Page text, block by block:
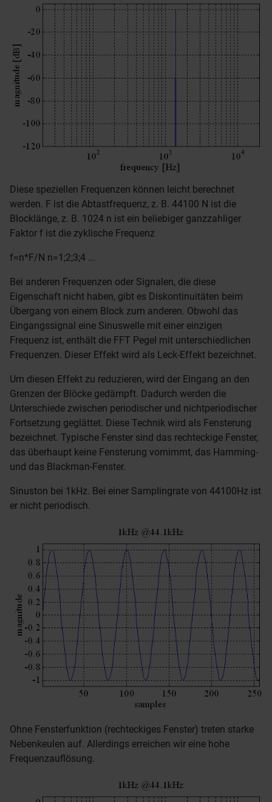
Diese speziellen Frequenzen können leicht berechnet
werden. F ist die Abtastfrequenz, z. B. 44100 N ist die
Blocklänge, z. B. 1024 n ist ein beliebiger ganzzahliger
Faktor f ist die zyklische Frequenz
f=n*F/N n=1;2;3;4 ...
Bei anderen Frequenzen oder Signalen, die diese
Eigenschaft nicht haben, gibt es Diskontinuitäten beim
Übergang von einem Block zum anderen. Obwohl das
Eingangssignal eine Sinuswelle mit einer einzigen
Frequenz ist, enthält die FFT Pegel mit unterschiedlichen
Frequenzen. Dieser Effekt wird als Leck-Effekt bezeichnet.
Um diesen Effekt zu reduzieren, wird der Eingang an den
Grenzen der Blöcke gedämpft. Dadurch werden die
Unterschiede zwischen periodischer und nichtperiodischer
Fortsetzung geglättet. Diese Technik wird als Fensterung
bezeichnet. Typische Fenster sind das rechteckige Fenster,
das überhaupt keine Fensterung vornimmt, das Hamming-
und das Blackman-Fenster.
Sinuston bei 1kHz. Bei einer Samplingrate von 44100Hz ist
er nicht periodisch.
Ohne Fensterfunktion (rechteckiges Fenster) treten starke
Nebenkeulen auf. Allerdings erreichen wir eine hohe
Frequenzauflösung.